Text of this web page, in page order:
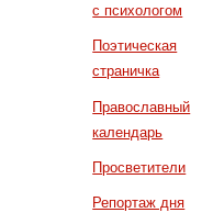
с психологом
Поэтическая
страничка
Православный
календарь
Просветители
Репортаж дня